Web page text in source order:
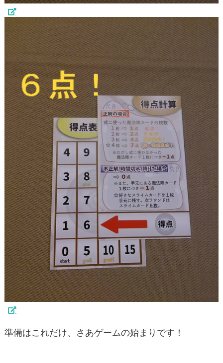
準備はこれだけ、さあゲームの始まりです！